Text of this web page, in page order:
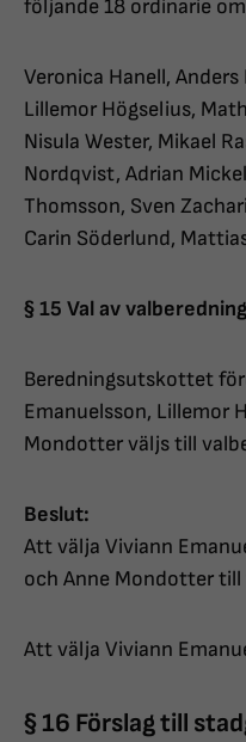
följande 18 ordinarie
Veronica Hanell,
Lillemor Högselius,
Nisula Wester, Mikael
Nordqvist, Adrian
Thomsson, Sven
Carin Söderlund,
§ 15 Val av valberedning
Beredningsutskottet
Emanuelsson, Lillemor
Mondotter väljs till
Beslut:
Att välja Viviann
och Anne Mondotter till
Att välja Viviann
§ 16 Förslag till